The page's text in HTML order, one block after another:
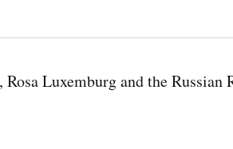
Rosa Luxemburg and the Russian